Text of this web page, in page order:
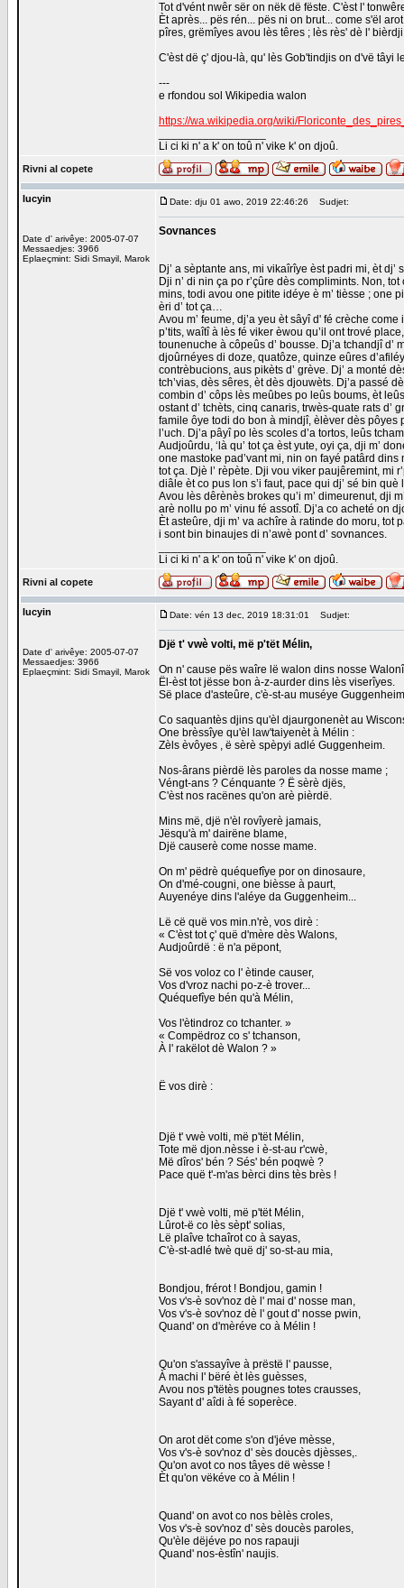
Tot d'vént nwêr sër on nëk dë fëste. C'èst l'
Èt après... pës rén... pës ni on brut... come s'ël
pîres, grëmîyes avou lès têres ; lès rès' dè l'
C'èst dë ç' djou-là, qu' lès Gob'tindjis on d'vë tâyi
---
e rfondou sol Wikipedia walon
https://wa.wikipedia.org/wiki/
Li ci ki n' a k' on toû n' vike k' on djoû.
Rivni al copete
lucyin
Date d' arivêye: 2005-07-07
Messaedjes: 3966
Eplaeçmint: Sidi Smayil, Marok
Date: dju 01 awo, 2019 22:46:26 Sudjet:
Sovnances
Dj’ a sèptante ans, mi vikaîrîye èst padri mi, èt dj’
Dji n’ di nin ça po r’çûre dès complimints. Non, tot
mins, todi avou one pitite idéye è m’ tièsse ; one
èri d’ tot ça…
Avou m’ feume, dj’a yeu èt sâyî d' fé crèche
p’tits, waîtî à lès fé viker èwou qu’il ont trové
tounenuche à côpeûs d’ bousse. Dj’a tchandjî d’
djoûrnéyes di doze, quatôze, quinze eûres
contrèbucions, aus pikèts d’ grève. Dj’ a monté
tch’vias, dès sêres, èt dès djouwèts. Dj’a passé
combin d’ côps lès meûbes po leûs boums, èt
ostant d’ tchèts, cinq canaris, trwès-quate rats d’
famile ôye todi do bon à mindjî, èlèver dès pôyes
l’uch. Dj’a pâyî po lès scoles d’a tortos, leûs
Audjoûrdu, ‘là qu’ tot ça èst yute, oyi ça, dji m’
one mastoke pad’vant mi, nin on fayé patârd dins
tot ça. Djè l’ rèpète. Dji vou viker paujêremint, mi
diâle èt co pus lon s’i faut, pace qui dj’ sé bin
Avou lès dêrènès brokes qu’i m’ dimeurenut, dji
arè nollu po m’ vinu fé assotî. Dj’a co acheté on
Èt asteûre, dji m’ va achîre à ratinde do moru, tot
i sont bin binaujes di n’awè pont d’ sovnances.
Li ci ki n' a k' on toû n' vike k' on djoû.
Rivni al copete
lucyin
Date d' arivêye: 2005-07-07
Messaedjes: 3966
Eplaeçmint: Sidi Smayil, Marok
Date: vén 13 dec, 2019 18:31:01 Sudjet:
Djë t' vwè volti, më p'tët Mélin,
On n' cause pës waîre lë walon dins nosse
Ël-èst tot jësse bon à-z-aurder dins lès viserîyes.
Së place d'asteûre, c'è-st-au muséye
Co saquantès djins qu'èl djaurgonenèt au
One brèssîye qu'èl law'taiyenèt à Mélin :
Zèls èvôyes , ë sèrè spèpyi adlé Guggenheim.
Nos-ârans pièrdë lès paroles da nosse mame ;
Véngt-ans ? Cénquante ? Ë sèrè djës,
C'èst nos racënes qu'on arè pièrdë.
Mins më, djë n'èl rovîyerè jamais,
Jësqu'à m' dairëne blame,
Djë causerè come nosse mame.
On m' pëdrè quéquefîye por on dinosaure,
On d'mé-cougni, one bièsse à paurt,
Auyenéye dins l'aléye da Guggenheim...
Lë cë quë vos min.n'rè, vos dirè :
« C'èst tot ç' quë d'mère dès Walons,
Audjoûrdë : ë n'a pëpont,
Së vos voloz co l' ètinde causer,
Vos d'vroz nachi po-z-è trover...
Quéquefîye bén qu'à Mélin,
Vos l'ètindroz co tchanter. »
« Compëdroz co s' tchanson,
À l' rakëlot dè Walon ? »
Ë vos dirè :
Djë t' vwè volti, më p'tët Mélin,
Tote më djon.nèsse i è-st-au r'cwè,
Më dîros' bén ? Sés' bén poqwè ?
Pace quë t'-m'as bèrci dins tès brès !
Djë t' vwè volti, më p'tët Mélin,
Lûrot-ë co lès sèpt' solias,
Lë plaîve tchaîrot co à sayas,
C'è-st-adlé twè quë dj' so-st-au mia,
Bondjou, frérot ! Bondjou, gamin !
Vos v's-è sov'noz dè l' mai d' nosse man,
Vos v's-è sov'noz dè l' gout d' nosse pwin,
Quand' on d'mèréve co à Mélin !
Qu'on s'assayîve à prëstë l' pausse,
À machi l' bëré èt lès guèsses,
Avou nos p'tëtès pougnes totes crausses,
Sayant d' aîdi à fé soperèce.
On arot dët come s'on d'jéve mèsse,
Vos v's-è sov'noz d' sès doucès djèsses,.
Qu'on avot co nos tâyes dë wèsse !
Èt qu'on vëkéve co à Mélin !
Quand' on avot co nos bèlès croles,
Vos v's-è sov'noz d' sès doucès paroles,
Qu'èle dëjéve po nos rapauji
Quand' nos-èstîn' naujis.